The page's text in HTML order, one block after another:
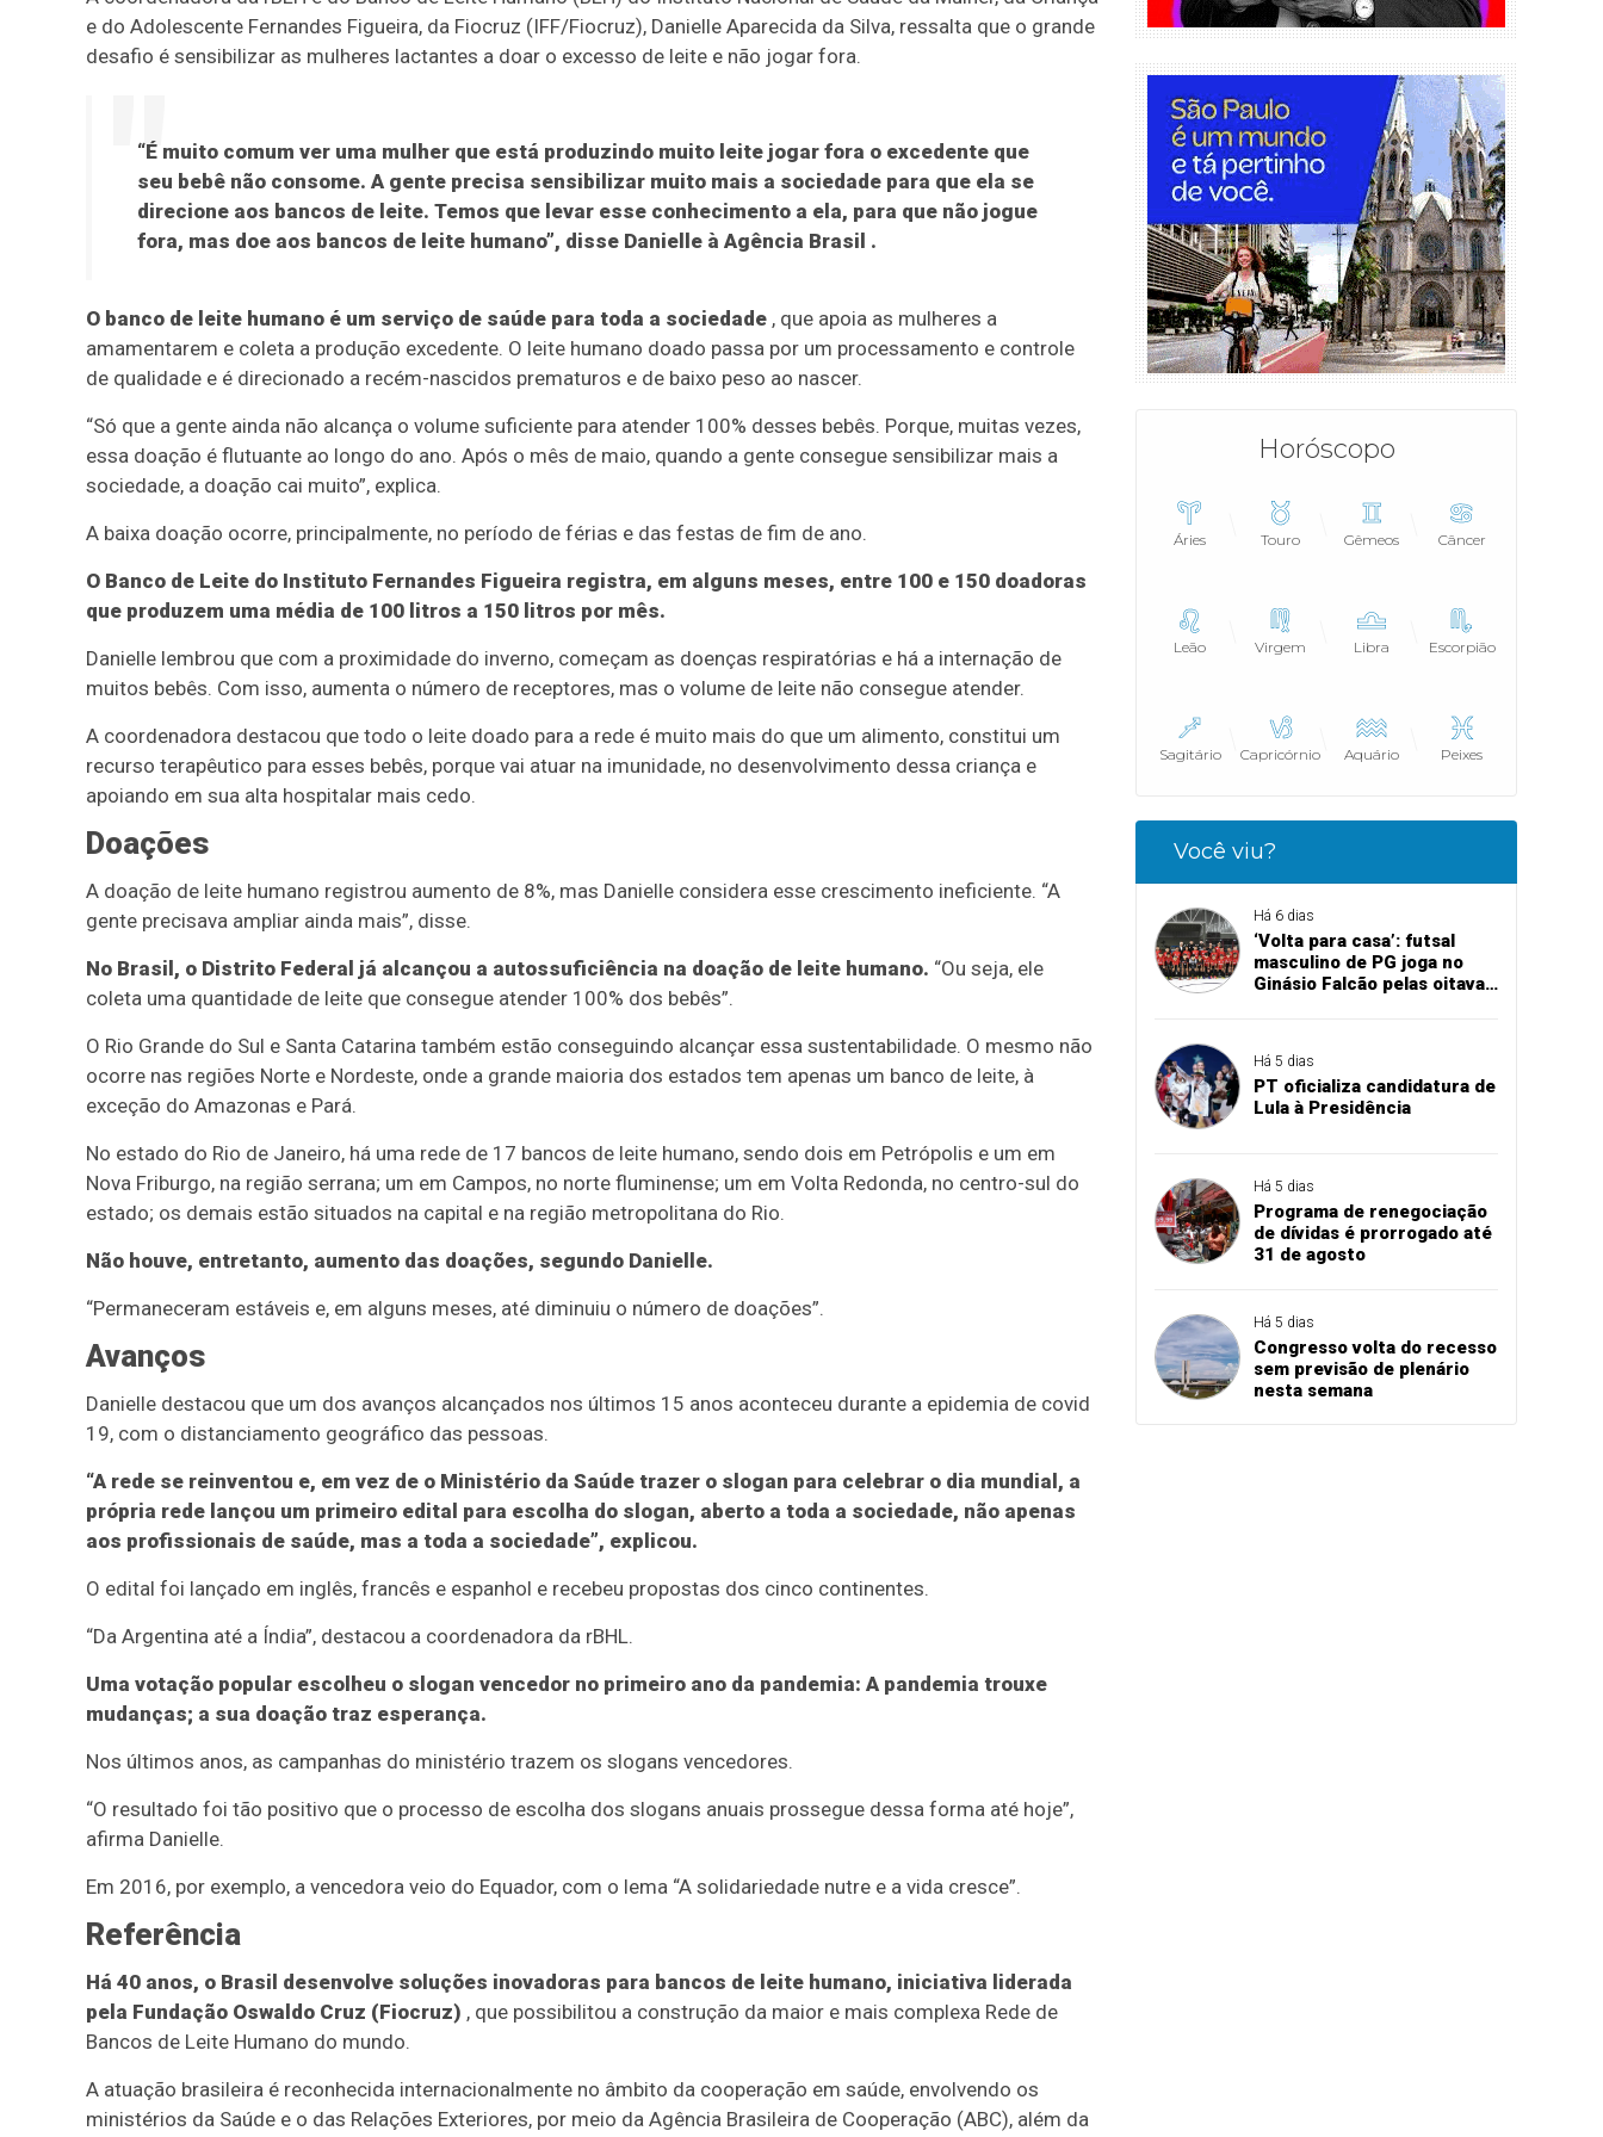
e do Adolescente Fernandes Figueira, da Fiocruz (IFF/Fiocruz), Danielle Aparecida da Silva, ressalta que o grande
desafio é sensibilizar as mulheres lactantes a doar o excesso de leite e não jogar fora.
“É muito comum ver uma mulher que está produzindo muito leite jogar fora o excedente que
seu bebê não consome. A gente precisa sensibilizar muito mais a sociedade para que ela se
direcione aos bancos de leite. Temos que levar esse conhecimento a ela, para que não jogue
fora, mas doe aos bancos de leite humano”, disse Danielle à Agência Brasil .
O banco de leite humano é um serviço de saúde para toda a sociedade , que apoia as mulheres a
amamentarem e coleta a produção excedente. O leite humano doado passa por um processamento e controle
de qualidade e é direcionado a recém-nascidos prematuros e de baixo peso ao nascer.
“Só que a gente ainda não alcança o volume suficiente para atender 100% desses bebês. Porque, muitas vezes,
essa doação é flutuante ao longo do ano. Após o mês de maio, quando a gente consegue sensibilizar mais a
sociedade, a doação cai muito”, explica.
A baixa doação ocorre, principalmente, no período de férias e das festas de fim de ano.
O Banco de Leite do Instituto Fernandes Figueira registra, em alguns meses, entre 100 e 150 doadoras
que produzem uma média de 100 litros a 150 litros por mês.
Danielle lembrou que com a proximidade do inverno, começam as doenças respiratórias e há a internação de
muitos bebês. Com isso, aumenta o número de receptores, mas o volume de leite não consegue atender.
A coordenadora destacou que todo o leite doado para a rede é muito mais do que um alimento, constitui um
recurso terapêutico para esses bebês, porque vai atuar na imunidade, no desenvolvimento dessa criança e
apoiando em sua alta hospitalar mais cedo.
Doações
A doação de leite humano registrou aumento de 8%, mas Danielle considera esse crescimento ineficiente. “A
gente precisava ampliar ainda mais”, disse.
No Brasil, o Distrito Federal já alcançou a autossuficiência na doação de leite humano. “Ou seja, ele
coleta uma quantidade de leite que consegue atender 100% dos bebês”.
O Rio Grande do Sul e Santa Catarina também estão conseguindo alcançar essa sustentabilidade. O mesmo não
ocorre nas regiões Norte e Nordeste, onde a grande maioria dos estados tem apenas um banco de leite, à
exceção do Amazonas e Pará.
No estado do Rio de Janeiro, há uma rede de 17 bancos de leite humano, sendo dois em Petrópolis e um em
Nova Friburgo, na região serrana; um em Campos, no norte fluminense; um em Volta Redonda, no centro-sul do
estado; os demais estão situados na capital e na região metropolitana do Rio.
Não houve, entretanto, aumento das doações, segundo Danielle.
“Permaneceram estáveis e, em alguns meses, até diminuiu o número de doações”.
Avanços
Danielle destacou que um dos avanços alcançados nos últimos 15 anos aconteceu durante a epidemia de covid
19, com o distanciamento geográfico das pessoas.
“A rede se reinventou e, em vez de o Ministério da Saúde trazer o slogan para celebrar o dia mundial, a
própria rede lançou um primeiro edital para escolha do slogan, aberto a toda a sociedade, não apenas
aos profissionais de saúde, mas a toda a sociedade”, explicou.
O edital foi lançado em inglês, francês e espanhol e recebeu propostas dos cinco continentes.
“Da Argentina até a Índia”, destacou a coordenadora da rBHL.
Uma votação popular escolheu o slogan vencedor no primeiro ano da pandemia: A pandemia trouxe
mudanças; a sua doação traz esperança.
Nos últimos anos, as campanhas do ministério trazem os slogans vencedores.
“O resultado foi tão positivo que o processo de escolha dos slogans anuais prossegue dessa forma até hoje”,
afirma Danielle.
Em 2016, por exemplo, a vencedora veio do Equador, com o lema “A solidariedade nutre e a vida cresce”.
Referência
Há 40 anos, o Brasil desenvolve soluções inovadoras para bancos de leite humano, iniciativa liderada
pela Fundação Oswaldo Cruz (Fiocruz) , que possibilitou a construção da maior e mais complexa Rede de
Bancos de Leite Humano do mundo.
A atuação brasileira é reconhecida internacionalmente no âmbito da cooperação em saúde, envolvendo os
ministérios da Saúde e o das Relações Exteriores, por meio da Agência Brasileira de Cooperação (ABC), além da
Horóscopo
Áries Touro Gêmeos Câncer
Leão Virgem Libra Escorpião
Sagitário Capricórnio Aquário Peixes
Você viu?
Há 6 dias
‘Volta para casa’: futsal
masculino de PG joga no
Ginásio Falcão pelas oitavas
Há 5 dias
PT oficializa candidatura de
Lula à Presidência
Há 5 dias
Programa de renegociação
de dívidas é prorrogado até
31 de agosto
Há 5 dias
Congresso volta do recesso
sem previsão de plenário
nesta semana